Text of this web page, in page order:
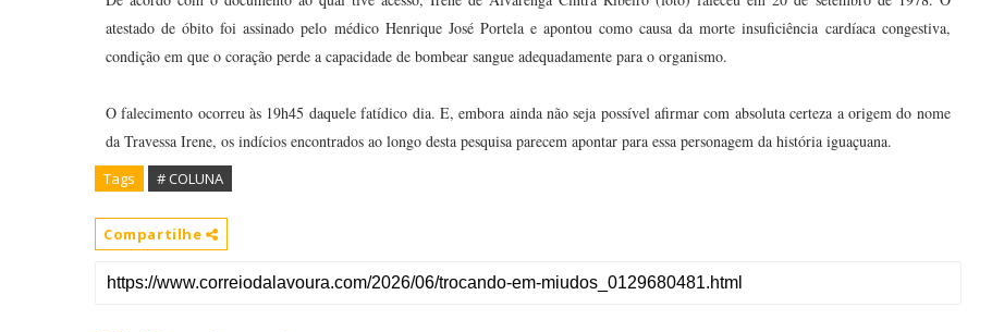
atestado de óbito foi assinado pelo médico Henrique José Portela e apontou como causa da morte insuficiência cardíaca congestiva,
condição em que o coração perde a capacidade de bombear sangue adequadamente para o organismo.
O falecimento ocorreu às 19h45 daquele fatídico dia. E, embora ainda não seja possível afirmar com absoluta certeza a origem do nome
da Travessa Irene, os indícios encontrados ao longo desta pesquisa parecem apontar para essa personagem da história iguaçuana.
Tags # COLUNA
Compartilhe